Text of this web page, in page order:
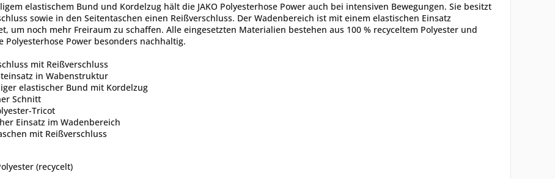
elastischem Bund und Kordelzug hält die JAKO Polyesterhose Power auch bei intensiven Bewegungen. Sie besitzt
sowie in den Seitentaschen einen Reißverschluss. Der Wadenbereich ist mit einem elastischen Einsatz
um noch mehr Freiraum zu schaffen. Alle eingesetzten Materialien bestehen aus 100 % recyceltem Polyester und
Polyesterhose Power besonders nachhaltig.
mit Reißverschluss
in Wabenstruktur
elastischer Bund mit Kordelzug
Schnitt
Tricot
Einsatz im Wadenbereich
mit Reißverschluss
(recycelt)